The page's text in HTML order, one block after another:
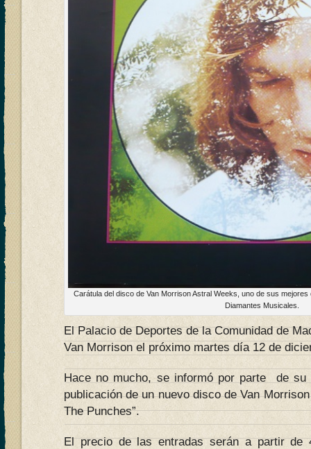
Carátula del disco de Van Morrison Astral Weeks, uno de sus
Diamantes Musicales.
El Palacio de Deportes de la Comunidad de
Van Morrison el próximo martes día 12 de
Hace no mucho, se informó por parte de su
publicación de un nuevo disco de Van
The Punches”.
El precio de las entradas serán a partir